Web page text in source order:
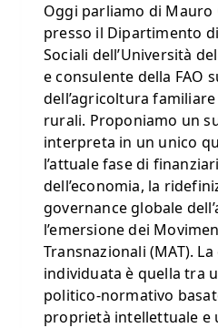
Oggi parliamo di
presso il Dipartimento
Sociali dell’Università
e consulente della FAO
dell’agricoltura
rurali. Proponiamo un
interpreta in un unico
l’attuale fase di
dell’economia, la
governance globale
l’emersione dei
Transnazionali (MAT).
individuata è quella tra
politico-normativo
proprietà intellettuale e